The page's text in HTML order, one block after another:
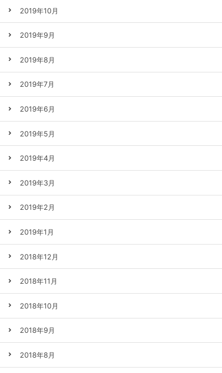
2019年10月
2019年9月
2019年8月
2019年7月
2019年6月
2019年5月
2019年4月
2019年3月
2019年2月
2019年1月
2018年12月
2018年11月
2018年10月
2018年9月
2018年8月